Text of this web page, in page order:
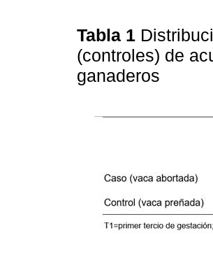
Tabla 1
(controles) de
ganaderos